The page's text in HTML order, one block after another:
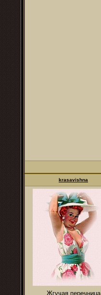
krasavishna
Жгучая перечница